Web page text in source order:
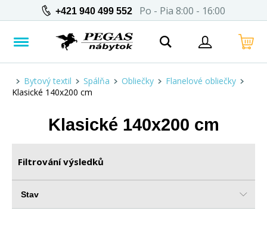
+421 940 499 552 Po - Pia 8:00 - 16:00
Bytový textil Spálňa Obliečky
Flanelové obliečky
Klasické 140x200 cm
Klasické 140x200 cm
Filtrování výsledků
Stav